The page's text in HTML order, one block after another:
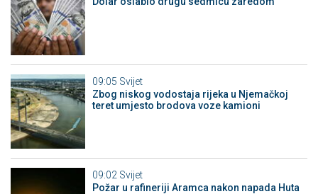
09:05 Svijet
Zbog niskog vodostaja rijeka u Njemačkoj
teret umjesto brodova voze kamioni
09:02 Svijet
Požar u rafineriji Aramca nakon napada Huta